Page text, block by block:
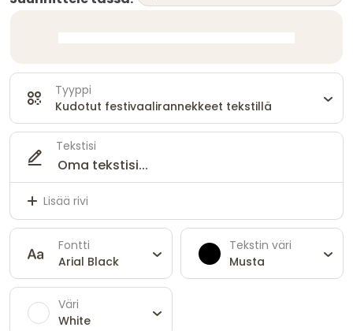
Tyyppi
Kudotut festivaalirannekkeet tekstillä
Tekstisi
Lisää rivi
Fontti
Arial Black
Tekstin väri
Musta
Väri
White